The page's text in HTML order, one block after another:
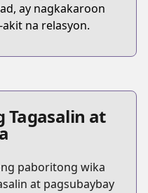
ay nagkakaroon
na relasyon.
Tagasalin at
paboritong wika
at pagsubaybay